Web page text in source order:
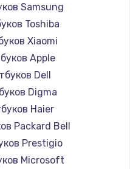
Samsung
Toshiba
Xiaomi
Apple
Dell
Digma
Haier
Packard Bell
Prestigio
Microsoft